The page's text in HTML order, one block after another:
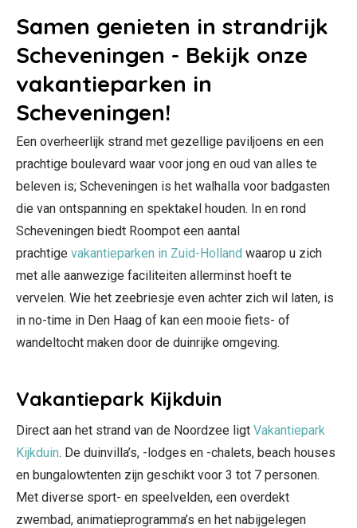
Samen genieten in strandrijk
Scheveningen - Bekijk onze
vakantieparken in
Scheveningen!
Een overheerlijk strand met gezellige paviljoens en een
prachtige boulevard waar voor jong en oud van alles te
beleven is; Scheveningen is het walhalla voor badgasten
die van ontspanning en spektakel houden. In en rond
Scheveningen biedt Roompot een aantal
prachtige vakantieparken in Zuid-Holland waarop u zich
met alle aanwezige faciliteiten allerminst hoeft te
vervelen. Wie het zeebriesje even achter zich wil laten, is
in no-time in Den Haag of kan een mooie fiets- of
wandeltocht maken door de duinrijke omgeving.
Vakantiepark Kijkduin
Direct aan het strand van de Noordzee ligt Vakantiepark
Kijkduin. De duinvilla’s, -lodges en -chalets, beach houses
en bungalowtenten zijn geschikt voor 3 tot 7 personen.
Met diverse sport- en speelvelden, een overdekt
zwembad, animatieprogramma’s en het nabijgelegen